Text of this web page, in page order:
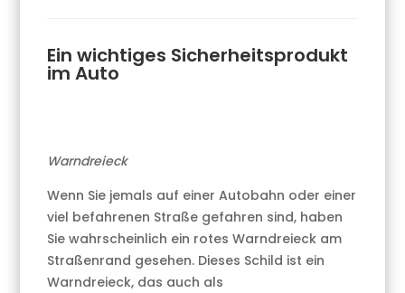
Ein wichtiges Sicherheitsprodukt
im Auto
Warndreieck
Wenn Sie jemals auf einer Autobahn oder einer
viel befahrenen Straße gefahren sind, haben
Sie wahrscheinlich ein rotes Warndreieck am
Straßenrand gesehen. Dieses Schild ist ein
Warndreieck, das auch als